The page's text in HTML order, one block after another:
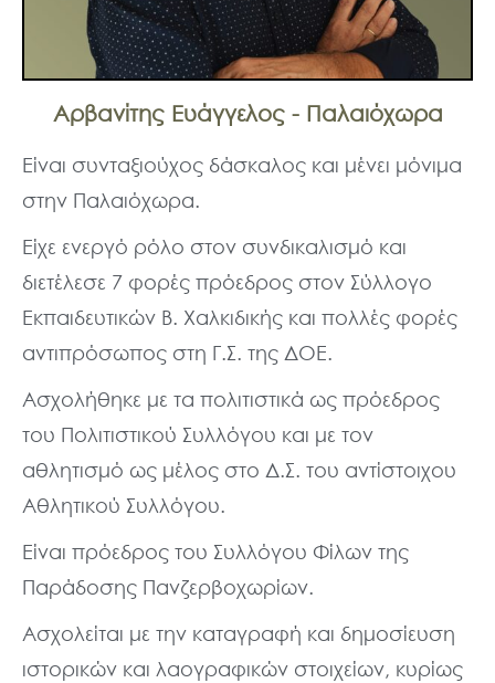
Αρβανίτης Ευάγγελος - Παλαιόχωρα
Είναι συνταξιούχος δάσκαλος και μένει μόνιμα
στην Παλαιόχωρα.
Είχε ενεργό ρόλο στον συνδικαλισμό και
διετέλεσε 7 φορές πρόεδρος στον Σύλλογο
Εκπαιδευτικών Β. Χαλκιδικής και πολλές φορές
αντιπρόσωπος στη Γ.Σ. της ΔΟΕ.
Ασχολήθηκε με τα πολιτιστικά ως πρόεδρος
του Πολιτιστικού Συλλόγου και με τον
αθλητισμό ως μέλος στο Δ.Σ. του αντίστοιχου
Αθλητικού Συλλόγου.
Είναι πρόεδρος του Συλλόγου Φίλων της
Παράδοσης Πανζερβοχωρίων.
Ασχολείται με την καταγραφή και δημοσίευση
ιστορικών και λαογραφικών στοιχείων, κυρίως